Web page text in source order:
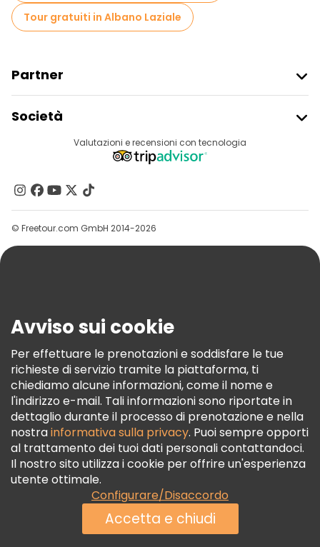
Tour gratuiti in Albano Laziale
Partner
Accesso Del Fornitore
Programma Di Affiliazione
Società
Destinazioni
Contattaci
Gruppi
Aiuto
Termini E Condizioni
Informativa Sui Cookie
Freetour Premi
Programma Di Fidelizzazione
Valutazioni e recensioni con tecnologia
© Freetour.com GmbH 2014-2026
Avviso sui cookie
Per effettuare le prenotazioni e soddisfare le tue
richieste di servizio tramite la piattaforma, ti
chiediamo alcune informazioni, come il nome e
l'indirizzo e-mail. Tali informazioni sono riportate in
dettaglio durante il processo di prenotazione e nella
nostrainformativa sulla privacy. Puoi sempre opporti
al trattamento dei tuoi dati personali contattandoci.
Il nostro sito utilizza i cookie per offrire un'esperienza
utente ottimale.
Configurare/Disaccordo
Accetta e chiudi